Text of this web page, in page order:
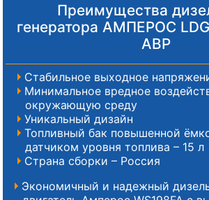
Преимущества
генератора АМПЕРОС
АВР
Стабильное выходное
Минимальное вредное
окружающую среду
Уникальный дизайн
Топливный бак повышенной
датчиком уровня топлива – 15 л
Страна сборки – Россия
Экономичный и надежный